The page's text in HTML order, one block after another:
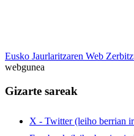
Eusko Jaurlaritzaren Web
webgunea
Gizarte sareak
X - Twitter (leiho berrian